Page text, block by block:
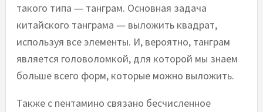
такого типа —танграм. Основная задача
китайского танграма —выложить квадрат,
используя все элементы. И, вероятно, танграм
является головоломкой, для которой мы знаем
больше всего форм, которые можно выложить.
Также с пентамино связано бесчисленное